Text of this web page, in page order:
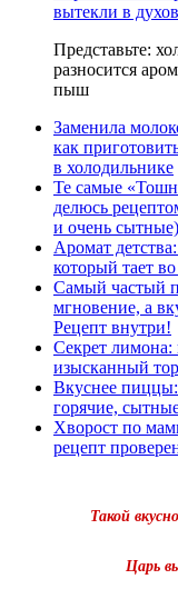
вытекли в
Представьте:
разносится
пыш
Заменила
как
в холодильнике
Те самые
делюсь
и очень сытные)
Аромат
который тает
Самый частый
мгновение, а
Рецепт внутри!
Секрет лимона:
изысканный
Вкуснее
горячие,
Хворост по
рецепт
Такой
Царь